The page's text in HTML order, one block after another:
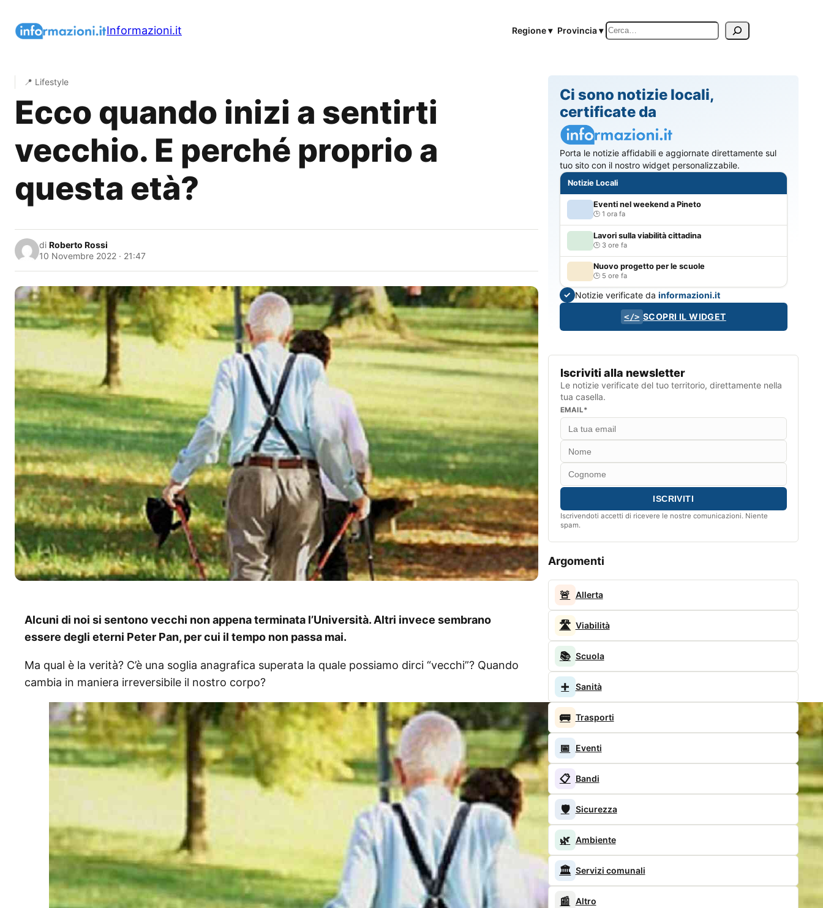
Informazioni.it Regione ▾ Provincia ▾ Cerca
📍 Lifestyle
Ecco quando inizi a sentirti
vecchio. E perché proprio a
questa età?
di Roberto Rossi
10 Novembre 2022 · 21:47
Alcuni di noi si sentono vecchi non appena terminata l’Università. Altri invece sembrano
essere degli eterni Peter Pan, per cui il tempo non passa mai.
Ma qual è la verità? C’è una soglia anagrafica superata la quale possiamo dirci “vecchi”? Quando
cambia in maniera irreversibile il nostro corpo?
Ci sono notizie locali,
certificate da
Porta le notizie affidabili e aggiornate direttamente sul
tuo sito con il nostro widget personalizzabile.
Notizie Locali
Eventi nel weekend a Pineto
1 ora fa
Lavori sulla viabilità cittadina
3 ore fa
Nuovo progetto per le scuole
5 ore fa
✓ Notizie verificate da informazioni.it
</> SCOPRI IL WIDGET
Iscriviti alla newsletter
Le notizie verificate del tuo territorio, direttamente nella
tua casella.
EMAIL*
Iscrivendoti accetti di ricevere le nostre comunicazioni. Niente
spam.
Argomenti
🚨 Allerta
🛣️ Viabilità
📚 Scuola
➕ Sanità
🚌 Trasporti
📅 Eventi
📋 Bandi
🛡️ Sicurezza
🌿 Ambiente
🏛️ Servizi comunali
📰 Altro